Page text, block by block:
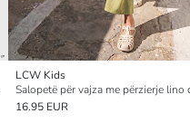
LCW Kids
16.95 EUR